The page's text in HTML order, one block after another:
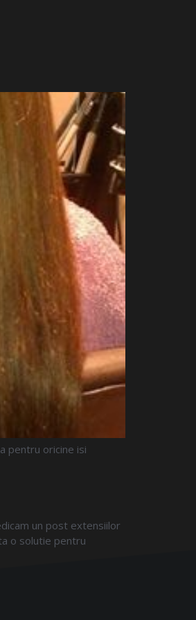
pentru oricine isi
un post extensiilor
o solutie pentru